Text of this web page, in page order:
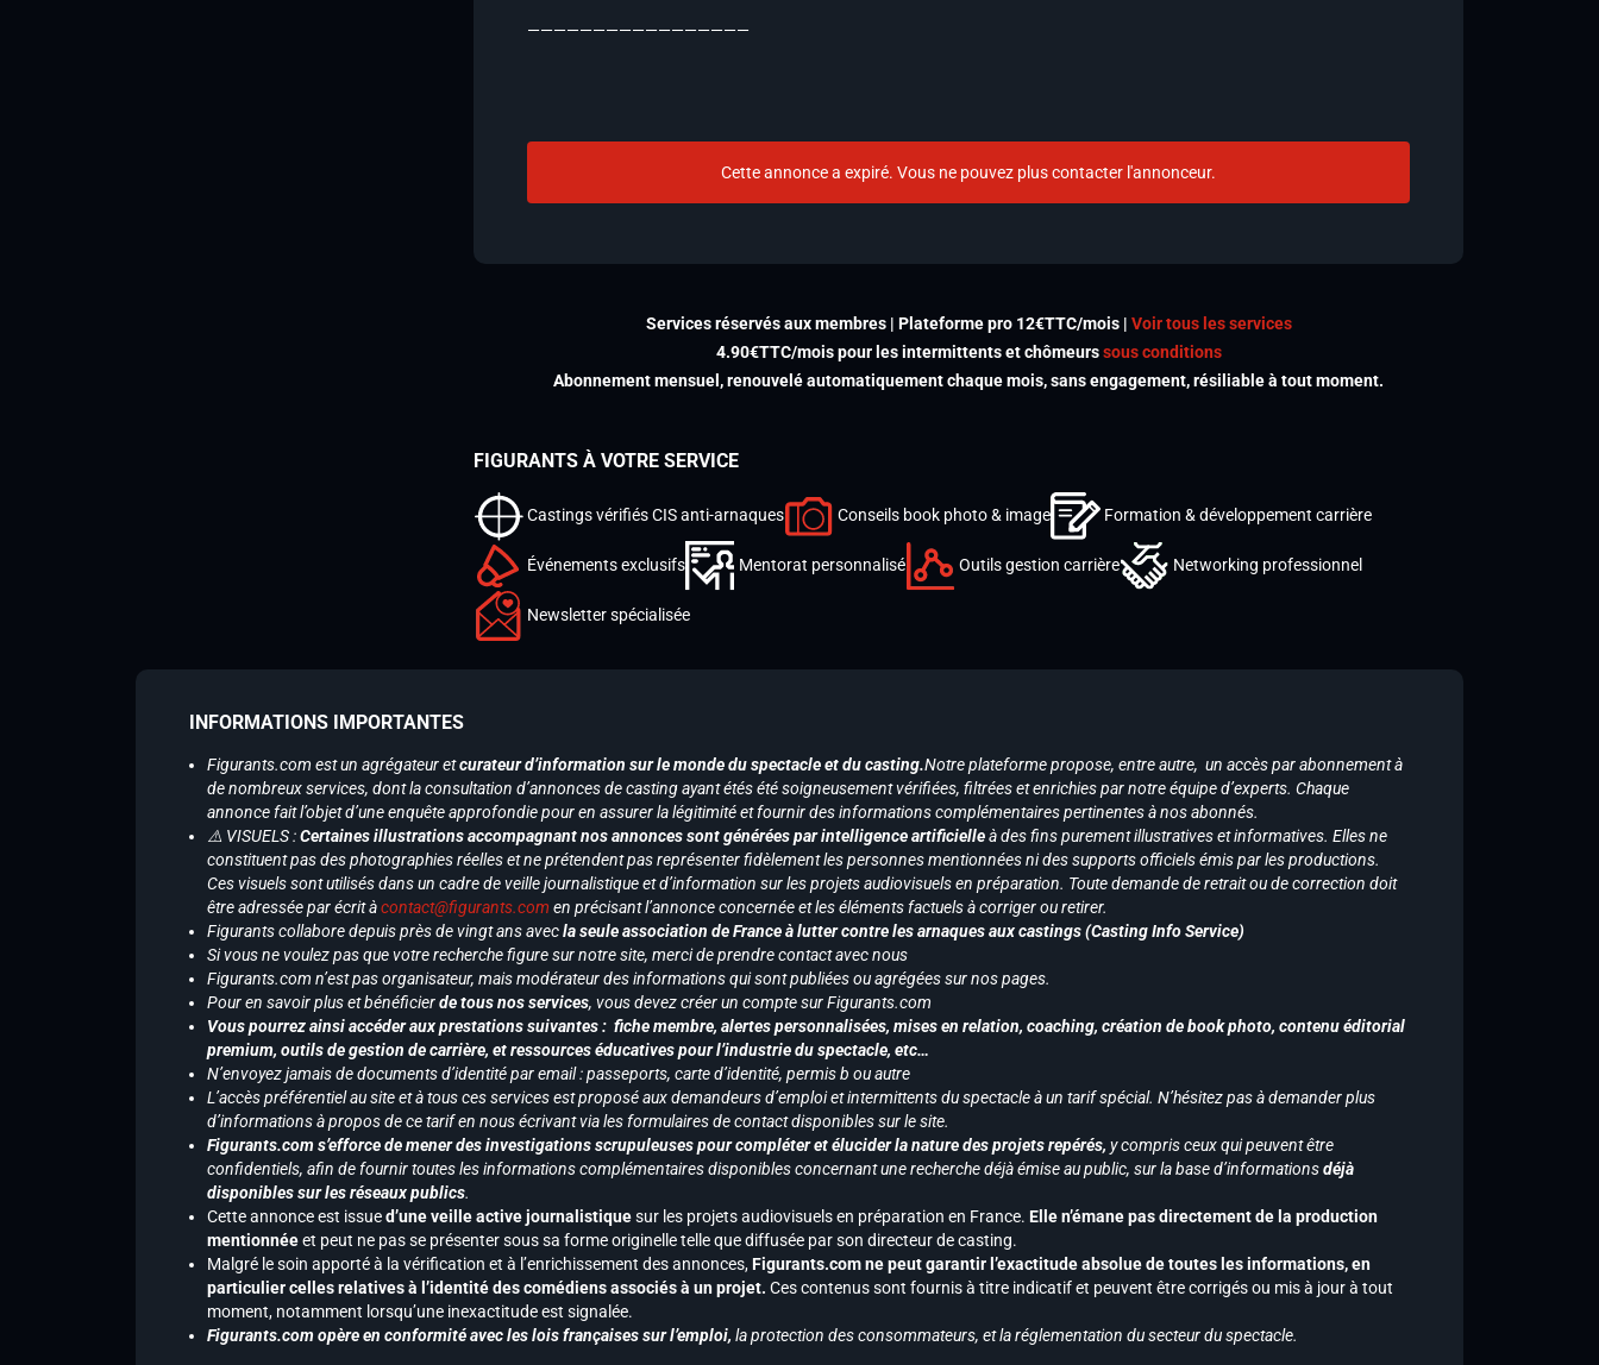
—————————————————
Cette annonce a expiré. Vous ne pouvez plus contacter l'annonceur.
Services réservés aux membres | Plateforme pro 12€TTC/mois | Voir tous les services
4.90€TTC/mois pour les intermittents et chômeurssous conditions
Abonnement mensuel, renouvelé automatiquement chaque mois, sans engagement, résiliable à tout moment.
FIGURANTS À VOTRE SERVICE
Castings vérifiés CIS anti-arnaques Conseils book photo & image Formation & développement carrière
Événements exclusifs Mentorat personnalisé Outils gestion carrière Networking professionnel
Newsletter spécialisée
INFORMATIONS IMPORTANTES
Figurants.com est un agrégateur etcurateur d’information sur le monde du spectacle et du casting.Notre plateforme propose, entre autre, un accès par abonnement à
de nombreux services, dont la consultation d’annonces de casting ayant étés été soigneusement vérifiées, filtrées et enrichies par notre équipe d’experts. Chaque
annonce fait l’objet d’une enquête approfondie pour en assurer la légitimité et fournir des informations complémentaires pertinentes à nos abonnés.
⚠️ VISUELS :Certaines illustrations accompagnant nos annonces sont générées par intelligence artificielleà des fins purement illustratives et informatives. Elles ne
constituent pas des photographies réelles et ne prétendent pas représenter fidèlement les personnes mentionnées ni des supports officiels émis par les productions.
Ces visuels sont utilisés dans un cadre de veille journalistique et d’information sur les projets audiovisuels en préparation. Toute demande de retrait ou de correction doit
être adressée par écrit àcontact@figurants.com en précisant l’annonce concernée et les éléments factuels à corriger ou retirer.
Figurants collabore depuis près de vingt ans avecla seule association de France à lutter contre les arnaques aux castings (Casting Info Service)
Si vous ne voulez pas que votre recherche figure sur notre site, merci de prendre contact avec nous
Figurants.com n’est pas organisateur, mais modérateur des informations qui sont publiées ou agrégées sur nos pages.
Pour en savoir plus et bénéficierde tous nos services, vous devez créer un compte sur Figurants.com
Vous pourrez ainsi accéder aux prestations suivantes : fiche membre, alertes personnalisées, mises en relation, coaching, création de book photo, contenu éditorial
premium, outils de gestion de carrière, et ressources éducatives pour l’industrie du spectacle, etc…
N’envoyez jamais de documents d’identité par email : passeports, carte d’identité, permis b ou autre
L’accès préférentiel au site et à tous ces services est proposé aux demandeurs d’emploi et intermittents du spectacle à un tarif spécial. N’hésitez pas à demander plus
d’informations à propos de ce tarif en nous écrivant via les formulaires de contact disponibles sur le site.
Figurants.com s’efforce de mener des investigations scrupuleuses pour compléter et élucider la nature des projets repérés, y compris ceux qui peuvent être
confidentiels, afin de fournir toutes les informations complémentaires disponibles concernant une recherche déjà émise au public, sur la base d’informationsdéjà
disponibles sur les réseaux publics.
Cette annonce est issued’une veille active journalistiquesur les projets audiovisuels en préparation en France. Elle n’émane pas directement de la production
mentionnéeet peut ne pas se présenter sous sa forme originelle telle que diffusée par son directeur de casting.
Malgré le soin apporté à la vérification et à l’enrichissement des annonces,Figurants.com ne peut garantir l’exactitude absolue de toutes les informations, en
particulier celles relatives à l’identité des comédiens associés à un projet. Ces contenus sont fournis à titre indicatif et peuvent être corrigés ou mis à jour à tout
moment, notamment lorsqu’une inexactitude est signalée.
Figurants.com opère en conformité avec les lois françaises sur l’emploi, la protection des consommateurs, et la réglementation du secteur du spectacle.